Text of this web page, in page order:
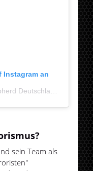
Instagram an
sein Team als